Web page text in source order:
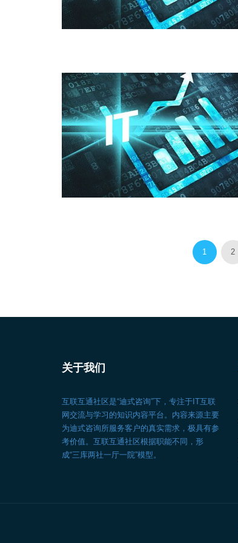
1 2
关于我们
互联互通社区是“迪式咨询”下，专注于IT互联
网交流与学习的知识内容平台。内容来源主要
为迪式咨询所服务客户的真实需求，极具有参
考价值。互联互通社区根据职能不同，形
成“三库两社一厅一院”模型。